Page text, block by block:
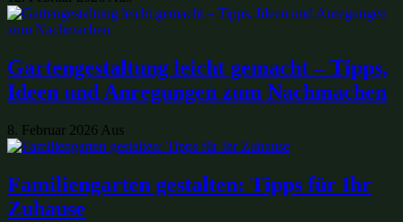
Gartengestaltung leicht gemacht – Tipps,
Ideen und Anregungen zum Nachmachen
8. Februar 2026 Aus
Familiengarten gestalten: Tipps für Ihr
Zuhause